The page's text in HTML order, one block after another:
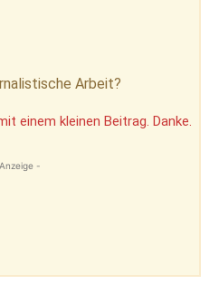
Arbeit?
einem kleinen Beitrag. Danke.
-